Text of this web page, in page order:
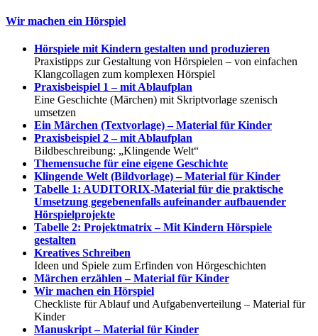
Wir machen ein Hörspiel
Hörspiele mit Kindern gestalten und produzieren
Praxistipps zur Gestaltung von Hörspielen – von einfachen
Klangcollagen zum komplexen Hörspiel
Praxisbeispiel 1 – mit Ablaufplan
Eine Geschichte (Märchen) mit Skriptvorlage szenisch
umsetzen
Ein Märchen (Textvorlage) – Material für Kinder
Praxisbeispiel 2 – mit Ablaufplan
Bildbeschreibung: „Klingende Welt“
Themensuche für eine eigene Geschichte
Klingende Welt (Bildvorlage) – Material für Kinder
Tabelle 1: AUDITORIX-Material für die praktische
Umsetzung gegebenenfalls aufeinander aufbauender
Hörspielprojekte
Tabelle 2: Projektmatrix – Mit Kindern Hörspiele
gestalten
Kreatives Schreiben
Ideen und Spiele zum Erfinden von Hörgeschichten
Märchen erzählen – Material für Kinder
Wir machen ein Hörspiel
Checkliste für Ablauf und Aufgabenverteilung – Material für
Kinder
Manuskript – Material für Kinder